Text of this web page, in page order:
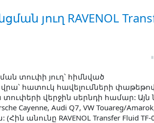
յուղ RAVENOL
տուփի յուղ՝ հիմնված
վրա՝ հատուկ հավելումների
վերջին սերնդի համար: Այն
Cayenne, Audi Q7, VW Touareg/
անունը RAVENOL Transfer Fluid TF-